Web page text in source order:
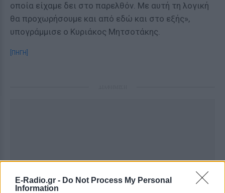
E-Radio.gr - Do Not Process My Personal
Information
οποία είχαμε δει στο παρελθόν. Με αυτή τη λογική
θα προχωρήσουμε και από εδώ και στο εξής»,
υπογράμμισε ο Κυριάκος Μητσοτάκης.
[ΠΗΓΗ]